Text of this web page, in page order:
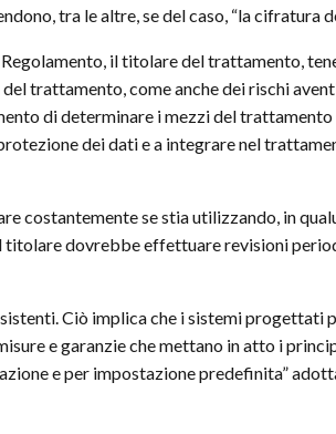
tra le altre, se del caso, “la cifratura
il titolare del trattamento,
trattamento, come anche dei rischi
di determinare i mezzi del trattamento
dei dati e a integrare nel
costantemente se stia utilizzando, in
dovrebbe effettuare revisioni
Ciò implica che i sistemi progettati
e garanzie che mettano in atto i
e per impostazione predefinita”